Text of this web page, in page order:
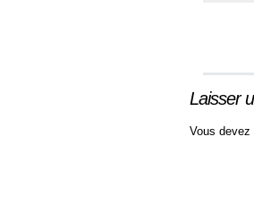
Laisser
Vous devez